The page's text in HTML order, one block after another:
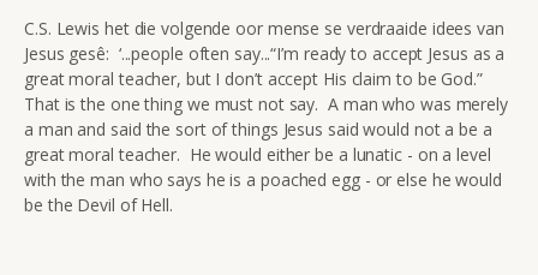
C.S. Lewis het die volgende oor mense se verdraaide idees van
Jesus gesê: ‘...people often say...“I’m ready to accept Jesus as a
great moral teacher, but I don’t accept His claim to be God.”
That is the one thing we must not say. A man who was merely
a man and said the sort of things Jesus said would not a be a
great moral teacher. He would either be a lunatic - on a level
with the man who says he is a poached egg - or else he would
be the Devil of Hell.